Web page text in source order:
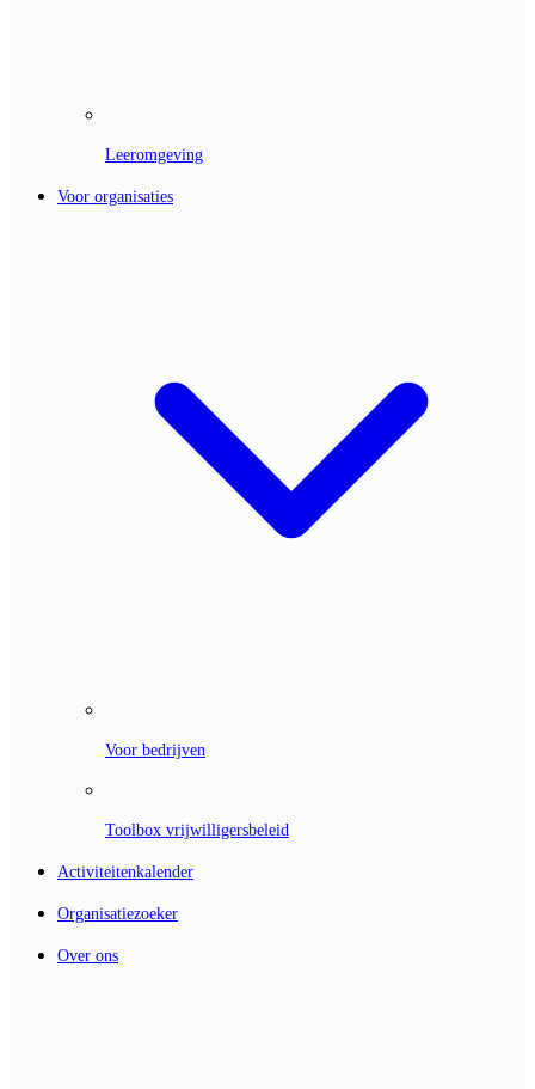
Leeromgeving
Voor organisaties
Voor bedrijven
Toolbox vrijwilligersbeleid
Activiteitenkalender
Organisatiezoeker
Over ons